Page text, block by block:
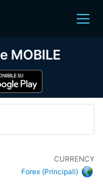
CURRENCY
Forex (Principali)
MOBILE